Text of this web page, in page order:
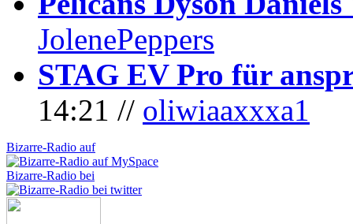
JolenePeppers
STAG EV Pro für
14:21 // oliwiaaxxxa1
Bizarre-Radio auf
Bizarre-Radio bei